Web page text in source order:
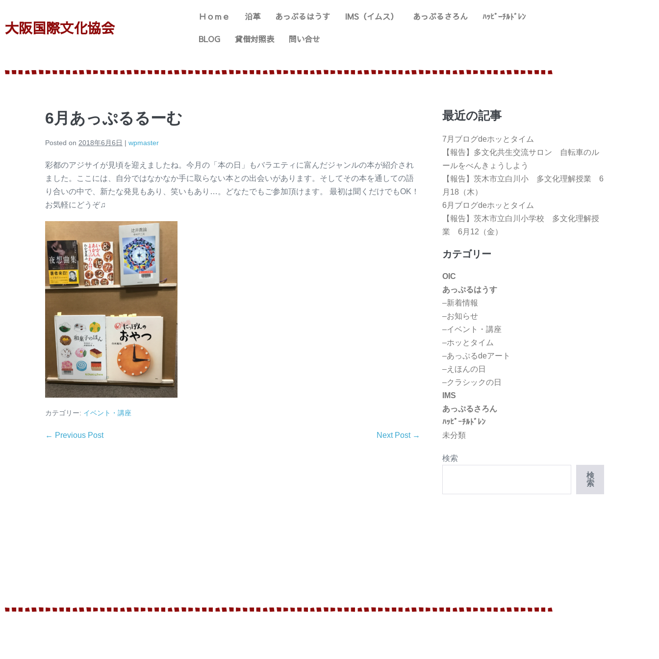
大阪国際文化協会
Ｈｏｍｅ 沿革 あっぷるはうす IMS（イムス） あっぷるさろん ﾊｯﾋﾟｰﾁﾙﾄﾞﾚﾝ
BLOG 貸借対照表 問い合せ
6月あっぷるるーむ
Posted on 2018年6月6日 | wpmaster
彩都のアジサイが見頃を迎えましたね。今月の「本の日」もバラエティに富んだジャンルの本が紹介され
ました。ここには、自分ではなかなか手に取らない本との出会いがあります。そしてその本を通しての語
り合いの中で、新たな発見もあり、笑いもあり…。どなたでもご参加頂けます。 最初は聞くだけでもOK！
お気軽にどうぞ♫
カテゴリー: イベント・講座
← Previous Post Next Post →
最近の記事
7月ブログdeホッとタイム
【報告】多文化共生交流サロン 自転車のル
ールをべんきょうしよう
【報告】茨木市立白川小 多文化理解授業 6
月18（木）
6月ブログdeホッとタイム
【報告】茨木市立白川小学校 多文化理解授
業 6月12（金）
カテゴリー
OIC
あっぷるはうす
–新着情報
–お知らせ
–イベント・講座
–ホッとタイム
–あっぷるdeアート
–えほんの日
–クラシックの日
IMS
あっぷるさろん
ﾊｯﾋﾟｰﾁﾙﾄﾞﾚﾝ
未分類
検索
検
索